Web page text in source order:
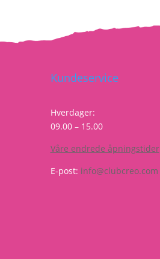
Kundeservice
Hverdager:
09.00 – 15.00
Våre endrede åpningstider
E-post: info@clubcreo.com